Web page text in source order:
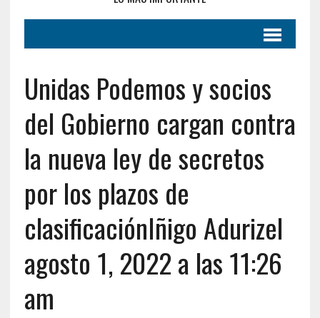
Unidas Podemos y socios
del Gobierno cargan contra
la nueva ley de secretos
por los plazos de
clasificaciónIñigo Adurizel
agosto 1, 2022 a las 11:26
am